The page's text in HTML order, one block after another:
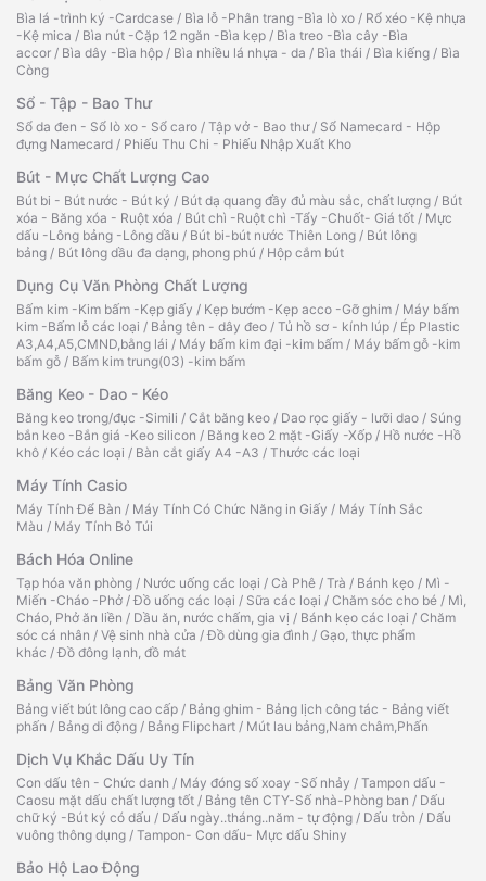
Bìa lá -trình ký -Cardcase / Bìa lỗ -Phân trang -Bìa lò xo / Rổ xéo -Kệ nhựa
-Kệ mica / Bìa nút -Cặp 12 ngăn -Bìa kẹp / Bìa treo -Bìa cây -Bìa
accor / Bìa dây -Bìa hộp / Bìa nhiều lá nhựa - da / Bìa thái / Bìa kiếng / Bìa
Còng
Sổ - Tập - Bao Thư
Sổ da đen - Sổ lò xo - Sổ caro / Tập vở - Bao thư/ Sổ Namecard - Hộp
đựng Namecard / Phiếu Thu Chi - Phiếu Nhập Xuất Kho
Bút - Mực Chất Lượng Cao
Bút bi - Bút nước - Bút ký / Bút dạ quang đầy đủ màu sắc, chất lượng / Bút
xóa - Băng xóa - Ruột xóa / Bút chì -Ruột chì -Tẩy -Chuốt- Giá tốt / Mực
dấu -Lông bảng -Lông dầu / Bút bi-bút nước Thiên Long / Bút lông
bảng / Bút lông dầu đa dạng, phong phú / Hộp cắm bút
Dụng Cụ Văn Phòng Chất Lượng
Bấm kim -Kim bấm -Kẹp giấy / Kẹp bướm -Kẹp acco -Gỡ ghim / Máy bấm
kim -Bấm lỗ các loại / Bảng tên - dây đeo / Tủ hồ sơ - kính lúp / Ép Plastic
A3,A4,A5,CMND,bằng lái / Máy bấm kim đại -kim bấm / Máy bấm gỗ -kim
bấm gỗ / Bấm kim trung(03) -kim bấm
Băng Keo - Dao - Kéo
Băng keo trong/đục -Simili / Cắt băng keo / Dao rọc giấy - lưỡi dao / Súng
bắn keo -Bắn giá -Keo silicon / Băng keo 2 mặt -Giấy -Xốp / Hồ nước -Hồ
khô / Kéo các loại / Bàn cắt giấy A4 -A3 / Thước các loại
Máy Tính Casio
Máy Tính Để Bàn / Máy Tính Có Chức Năng in Giấy / Máy Tính Sắc
Màu / Máy Tính Bỏ Túi
Bách Hóa Online
Tạp hóa văn phòng / Nước uống các loại / Cà Phê / Trà / Bánh kẹo / Mì -
Miến -Cháo -Phở /Đồ uống các loại / Sữa các loại / Chăm sóc cho bé / Mì,
Cháo, Phở ăn liền / Dầu ăn, nước chấm, gia vị / Bánh kẹo các loại / Chăm
sóc cá nhân / Vệ sinh nhà cửa /Đồ dùng gia đình / Gạo, thực phẩm
khác /Đồ đông lạnh, đồ mát
Bảng Văn Phòng
Bảng viết bút lông cao cấp / Bảng ghim - Bảng lịch công tác - Bảng viết
phấn / Bảng di động / Bảng Flipchart / Mút lau bảng,Nam châm,Phấn
Dịch Vụ Khắc Dấu Uy Tín
Con dấu tên - Chức danh / Máy đóng số xoay -Số nhảy / Tampon dấu -
Caosu mặt dấu chất lượng tốt / Bảng tên CTY-Số nhà-Phòng ban / Dấu
chữ ký -Bút ký có dấu / Dấu ngày..tháng..năm - tự động / Dấu tròn / Dấu
vuông thông dụng / Tampon- Con dấu- Mực dấu Shiny
Bảo Hộ Lao Động